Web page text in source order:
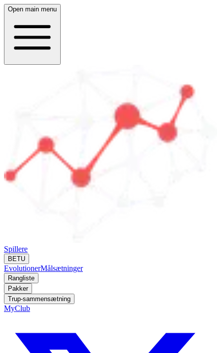
Open main menu
Spillere
BETU
EvolutionerMålsætninger
Rangliste
Pakker
Trup-sammensætning
MyClub